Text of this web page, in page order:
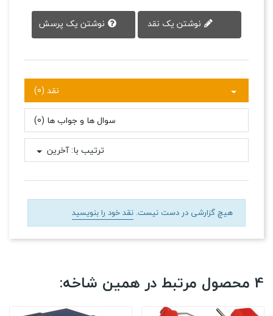
نوشتن یک پرسش
نقد (0)
سوال ها و جواب ها (0)
ترتیب با:آخرین
هیچ گزارشی در دست نیست. نقد خود را بنویسید
4 محصول مرتبط در همین شاخه: